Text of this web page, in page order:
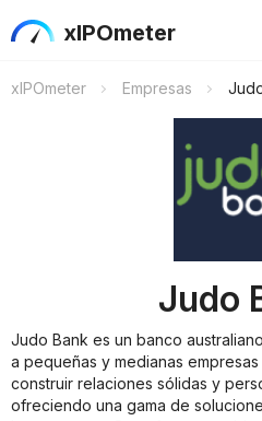
xIPOmeter
xIPOmeter Empresas
Judo
Judo Bank es un banco
a pequeñas y medianas
construir relaciones sólidas y
ofreciendo una gama de